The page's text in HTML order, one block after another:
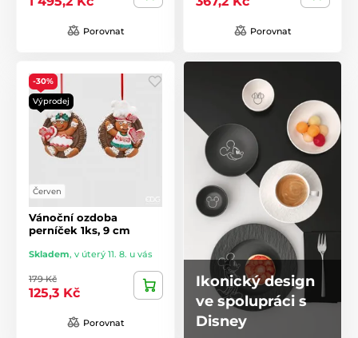
Porovnat Porovnat
-30%
Výprodej
Červen
Vánoční ozdoba
perníček 1ks, 9 cm
Skladem, v úterý 11. 8. u vás
179 Kč
125,3 Kč
Porovnat
Ikonický design
ve spolupráci s
Disney